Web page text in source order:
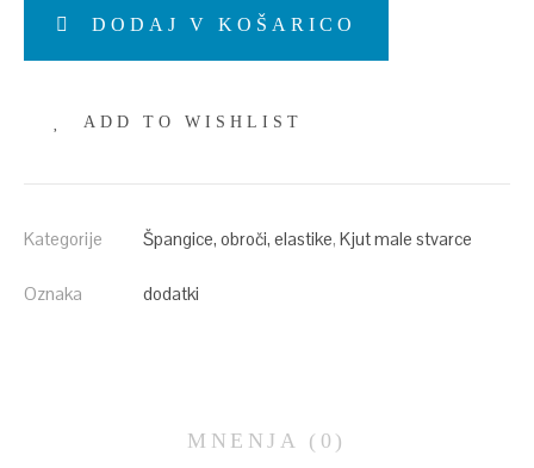
DODAJ V KOŠARICO
ADD TO WISHLIST
Kategorije Špangice, obroči, elastike, Kjut male stvarce
Oznaka dodatki
MNENJA (0)